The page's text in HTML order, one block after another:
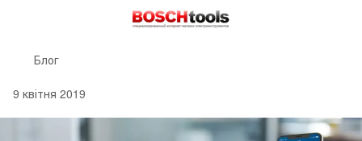
Блог
9 квітня 2019